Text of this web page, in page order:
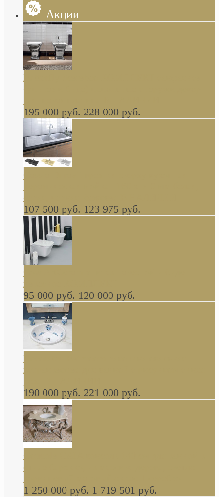
Акции
Butterfly Scarabeo КОМПЛЕКТ санфаянса
глянцевая платина В НАЛИЧИИ
195 000 руб. 228 000 руб.
керамическая мойка 1160 x 510 мм белая,
серая, черная, бежевая В НАЛИЧИИ
107 500 руб. 123 975 руб.
навесное КОМПЛЕКТ
95 000 руб. 120 000 руб.
Decorated Bathroom раковина овальная
встраиваемая для ванной с рисунком синяя
роза В НАЛИЧИИ
190 000 руб. 221 000 руб.
стиле барокко, из массива дерева, светло
коричневый матовый окрас + серебро
1 250 000 руб. 1 719 501 руб.